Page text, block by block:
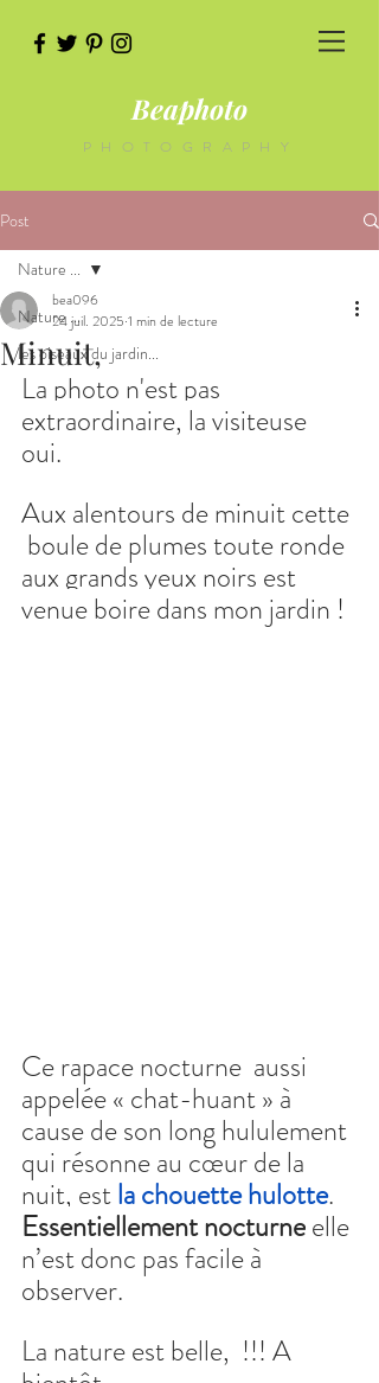
Beaphoto
PHOTOGRAPHY
Post
Nature ...
les oiseaux du jardin...
Nature ...
Minuit,
bea096
24 juil. 2025 1 min de lecture
La photo n'est pas
extraordinaire, la visiteuse
oui.
Aux alentours de minuit cette
boule de plumes toute ronde
aux grands yeux noirs est
venue boire dans mon jardin !
Ce rapace nocturne aussi
appelée « chat-huant » à
cause de son long hululement
qui résonne au cœur de la
nuit, est la chouette hulotte.
Essentiellement nocturne elle
n’est donc pas facile à
observer.
La nature est belle,  !!! A